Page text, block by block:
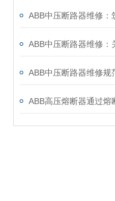
ABB中压断路器维修规